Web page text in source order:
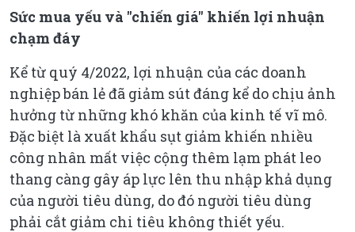
Sức mua yếu và "chiến giá" khiến lợi nhuận
chạm đáy
Kể từ quý 4/2022, lợi nhuận của các doanh
nghiệp bán lẻ đã giảm sút đáng kể do chịu ảnh
hưởng từ những khó khăn của kinh tế vĩ mô.
Đặc biệt là xuất khẩu sụt giảm khiến nhiều
công nhân mất việc cộng thêm lạm phát leo
thang càng gây áp lực lên thu nhập khả dụng
của người tiêu dùng, do đó người tiêu dùng
phải cắt giảm chi tiêu không thiết yếu.